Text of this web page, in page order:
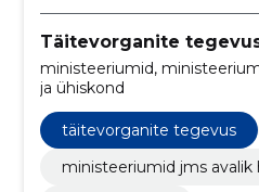
Täitevorganite
ministeeriumid,
ja ühiskond
täitevorganite tegevus
ministeeriumid jms avalik